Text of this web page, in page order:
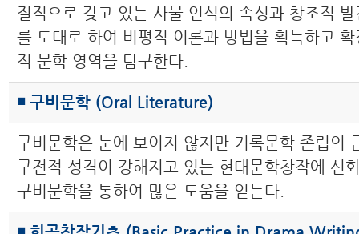
질적으로 갖고 있는 사물 인식의 속성과 창조적
를 토대로 하여 비평적 이론과 방법을 획득하고
적 문학 영역을 탐구한다.
◾ 구비문학 (Oral Literature)
구비문학은 눈에 보이지 않지만 기록문학 존립의
구전적 성격이 강해지고 있는 현대문학창작에 신
구비문학을 통하여 많은 도움을 얻는다.